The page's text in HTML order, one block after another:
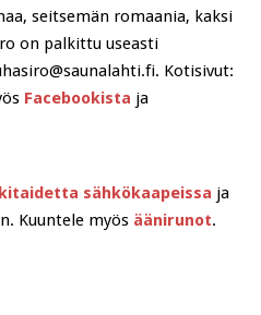
seitsemän romaania, kaksi
on palkittu useasti
Kotisivut:
Facebookista ja
sähkökaapeissa ja
Kuuntele myös äänirunot.